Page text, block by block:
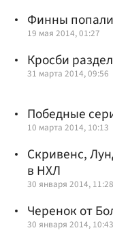
Финны
19 мая 2014, 01:27
Кросби
31 марта 2014, 09:56
Победные
10 марта 2014, 10:13
Скривенс,
в НХЛ
30 января 2014, 11:28
Черенок от
30 января 2014, 10:43